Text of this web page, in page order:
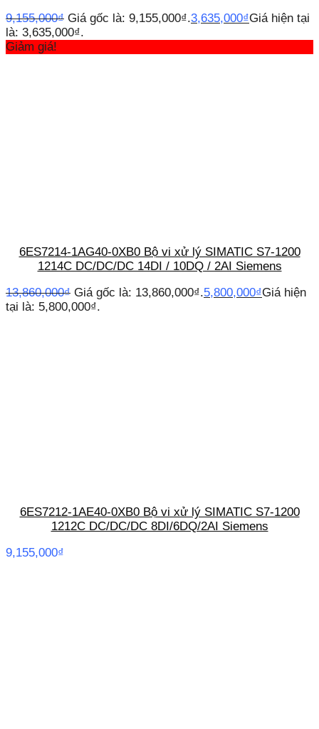
9,155,000₫ Giá gốc là: 9,155,000₫.3,635,000₫Giá hiện tại
là: 3,635,000₫.
Giảm giá!
6ES7214-1AG40-0XB0 Bộ vi xử lý SIMATIC S7-1200
1214C DC/DC/DC 14DI / 10DQ / 2AI Siemens
13,860,000₫ Giá gốc là: 13,860,000₫.5,800,000₫Giá hiện
tại là: 5,800,000₫.
6ES7212-1AE40-0XB0 Bộ vi xử lý SIMATIC S7-1200
1212C DC/DC/DC 8DI/6DQ/2AI Siemens
9,155,000₫